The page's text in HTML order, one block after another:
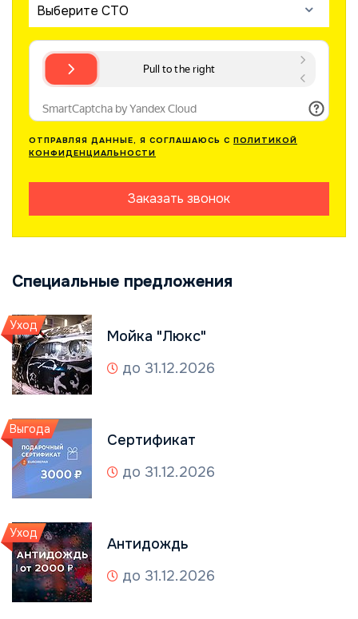
Выберите СТО
ОТПРАВЛЯЯ ДАННЫЕ, Я СОГЛАШАЮСЬ С ПОЛИТИКОЙ
КОНФИДЕНЦИАЛЬНОСТИ
Заказать звонок
Специальные предложения
Уход
Мойка "Люкс"
до 31.12.2026
Выгода
Сертификат
до 31.12.2026
Уход
Антидождь
до 31.12.2026